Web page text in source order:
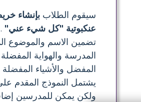
سيقوم الطلاب بإنشاء
عنكبوتية "كل شيء عني"
تضمين الاسم والموضوع
المدرسة والهواية
المفضل والأشياء المفضلة
ولكن يمكن للمدرسين